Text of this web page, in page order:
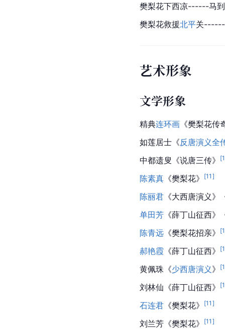
樊梨花下西凉------马
樊梨花救援北平关------
艺术形象
文学形象
精典连环画 《樊梨花传
如莲居士《反唐演义全
中都遗叟《说唐三传》
[
陈素真 《樊梨花》 [11 ]
陈丽君 《大西唐演义》
单田芳 《薛丁山征西》
陈青远 《樊梨花招亲》 [
郝艳霞 《薛丁山征西》 [
黄佩珠 《少西唐演义 》 [
刘林仙 《薛丁山征西》 [
石连君 《樊梨花》 [11 ]
刘兰芳 《樊梨花》 [11 ]